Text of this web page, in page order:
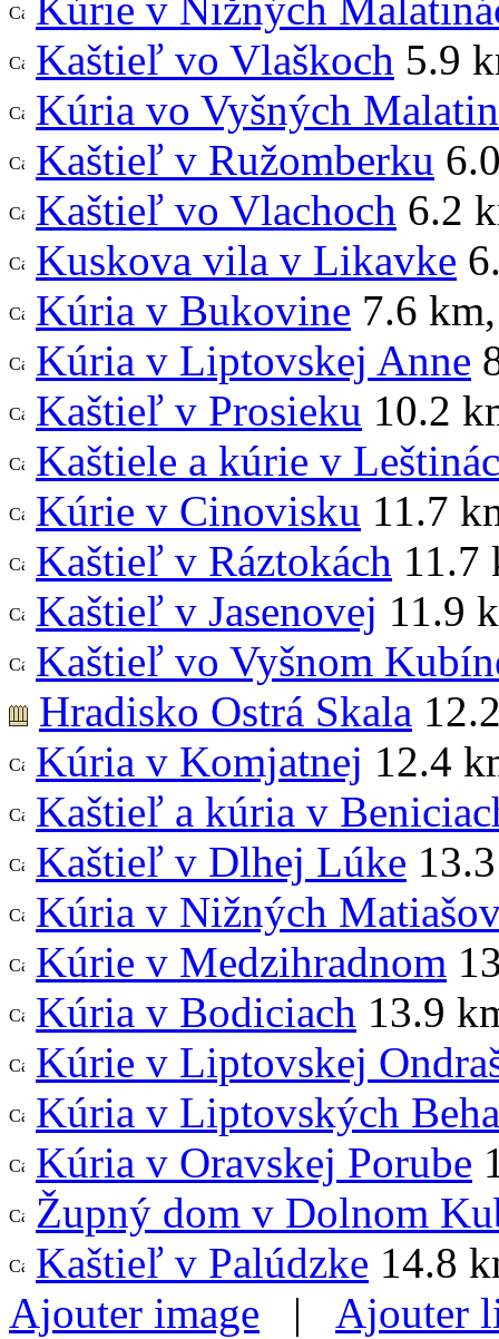
Kúrie v Nižných
Kaštieľ vo Vlaškoch 5.9
Kúria vo Vyšných
Kaštieľ v Ružomberku
Kaštieľ vo Vlachoch 6.2
Kuskova vila v Likavke
Kúria v Bukovine 7.6 km,
Kúria v Liptovskej Anne
Kaštieľ v Prosieku 10.2
Kaštiele a kúrie v
Kúrie v Cinovisku 11.7
Kaštieľ v Ráztokách 11.7
Kaštieľ v Jasenovej 11.9
Kaštieľ vo Vyšnom
Hradisko Ostrá Skala
Kúria v Komjatnej 12.4
Kaštieľ a kúria v
Kaštieľ v Dlhej Lúke
Kúria v Nižných
Kúrie v Medzihradnom
Kúria v Bodiciach 13.9
Kúrie v Liptovskej
Kúria v Liptovských
Kúria v Oravskej Porube
Župný dom v Dolnom
Kaštieľ v Palúdzke 14.8
Ajouter image | Ajouter